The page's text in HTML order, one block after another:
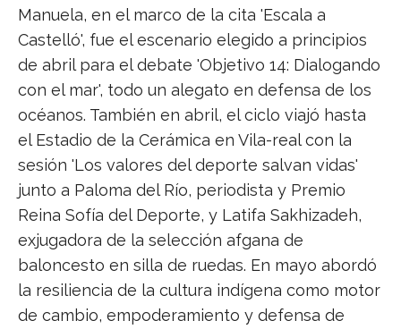
Manuela, en el marco de la cita 'Escala a
Castelló', fue el escenario elegido a principios
de abril para el debate 'Objetivo 14: Dialogando
con el mar', todo un alegato en defensa de los
océanos. También en abril, el ciclo viajó hasta
el Estadio de la Cerámica en Vila-real con la
sesión 'Los valores del deporte salvan vidas'
junto a Paloma del Río, periodista y Premio
Reina Sofía del Deporte, y Latifa Sakhizadeh,
exjugadora de la selección afgana de
baloncesto en silla de ruedas. En mayo abordó
la resiliencia de la cultura indígena como motor
de cambio, empoderamiento y defensa de